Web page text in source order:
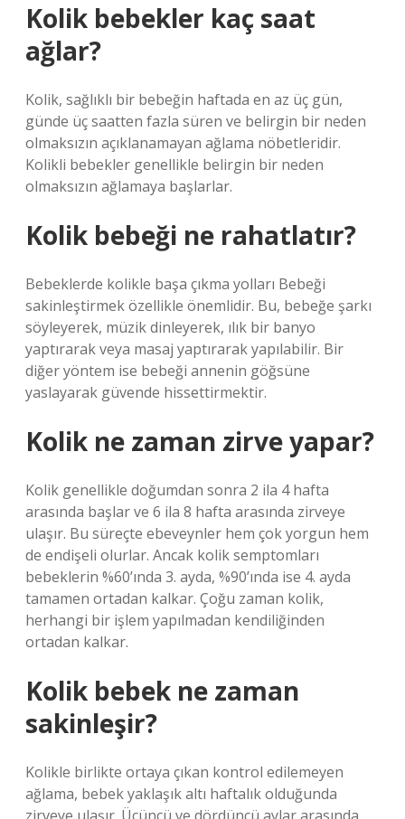
Kolik bebekler kaç saat
ağlar?
Kolik, sağlıklı bir bebeğin haftada en az üç gün,
günde üç saatten fazla süren ve belirgin bir neden
olmaksızın açıklanamayan ağlama nöbetleridir.
Kolikli bebekler genellikle belirgin bir neden
olmaksızın ağlamaya başlarlar.
Kolik bebeği ne rahatlatır?
Bebeklerde kolikle başa çıkma yolları Bebeği
sakinleştirmek özellikle önemlidir. Bu, bebeğe şarkı
söyleyerek, müzik dinleyerek, ılık bir banyo
yaptırarak veya masaj yaptırarak yapılabilir. Bir
diğer yöntem ise bebeği annenin göğsüne
yaslayarak güvende hissettirmektir.
Kolik ne zaman zirve yapar?
Kolik genellikle doğumdan sonra 2 ila 4 hafta
arasında başlar ve 6 ila 8 hafta arasında zirveye
ulaşır. Bu süreçte ebeveynler hem çok yorgun hem
de endişeli olurlar. Ancak kolik semptomları
bebeklerin %60’ında 3. ayda, %90’ında ise 4. ayda
tamamen ortadan kalkar. Çoğu zaman kolik,
herhangi bir işlem yapılmadan kendiliğinden
ortadan kalkar.
Kolik bebek ne zaman
sakinleşir?
Kolikle birlikte ortaya çıkan kontrol edilemeyen
ağlama, bebek yaklaşık altı haftalık olduğunda